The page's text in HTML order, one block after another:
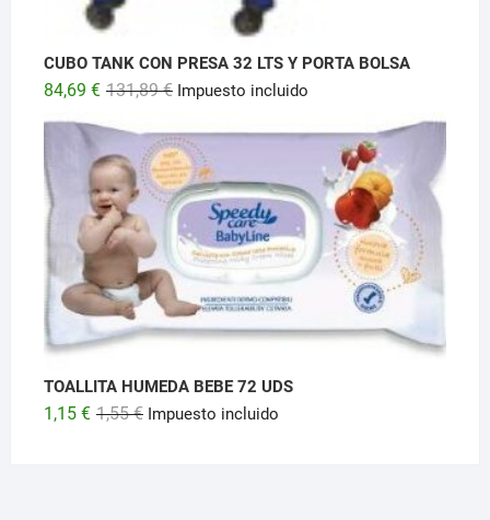
CUBO TANK CON PRESA 32 LTS Y PORTA BOLSA
131,89€ El
original
era:
131,89 €.
84,69 €
El
actual
es:
84,69 €.
Impuesto incluido
TOALLITA HUMEDA BEBE 72 UDS
1,55€ El
1,15 €
El
Impuesto incluido